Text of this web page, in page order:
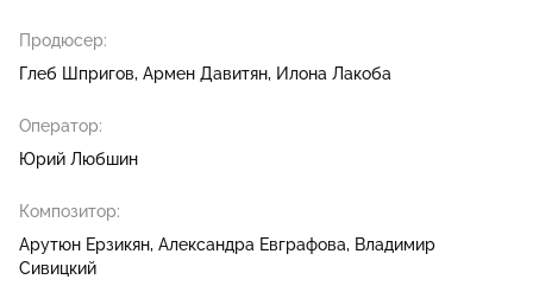
Продюсер:
Глеб Шпригов Армен Давитян Илона Лакоба
Оператор:
Юрий Любшин
Композитор:
Арутюн Ерзикян Александра Евграфова Владимир
Сивицкий